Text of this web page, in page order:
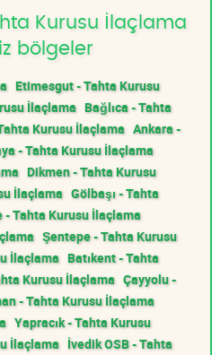
Kurusu İlaçlama
bölgeler
Etimesgut - Tahta Kurusu
İlaçlama Bağlıca - Tahta
Kurusu İlaçlama Ankara -
- Tahta Kurusu İlaçlama
Dikmen - Tahta Kurusu
İlaçlama Gölbaşı - Tahta
Tahta Kurusu İlaçlama
Şentepe - Tahta Kurusu
İlaçlama Batıkent - Tahta
Kurusu İlaçlama Çayyolu -
- Tahta Kurusu İlaçlama
Yapracık - Tahta Kurusu
İlaçlama İvedik OSB - Tahta